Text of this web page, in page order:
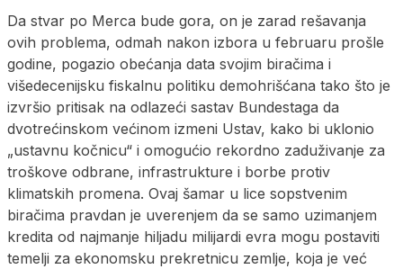
Da stvar po Merca bude gora, on je zarad rešavanja
ovih problema, odmah nakon izbora u februaru prošle
godine, pogazio obećanja data svojim biračima i
višedecenijsku fiskalnu politiku demohrišćana tako što je
izvršio pritisak na odlazeći sastav Bundestaga da
dvotrećinskom većinom izmeni Ustav, kako bi uklonio
„ustavnu kočnicu“ i omogućio rekordno zaduživanje za
troškove odbrane, infrastrukture i borbe protiv
klimatskih promena. Ovaj šamar u lice sopstvenim
biračima pravdan je uverenjem da se samo uzimanjem
kredita od najmanje hiljadu milijardi evra mogu postaviti
temelji za ekonomsku prekretnicu zemlje, koja je već